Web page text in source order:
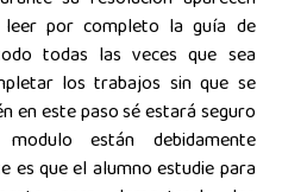
por completo la guía de
todas las veces que sea
los trabajos sin que se
en este paso sé estará seguro
están debidamente
es que el alumno estudie para